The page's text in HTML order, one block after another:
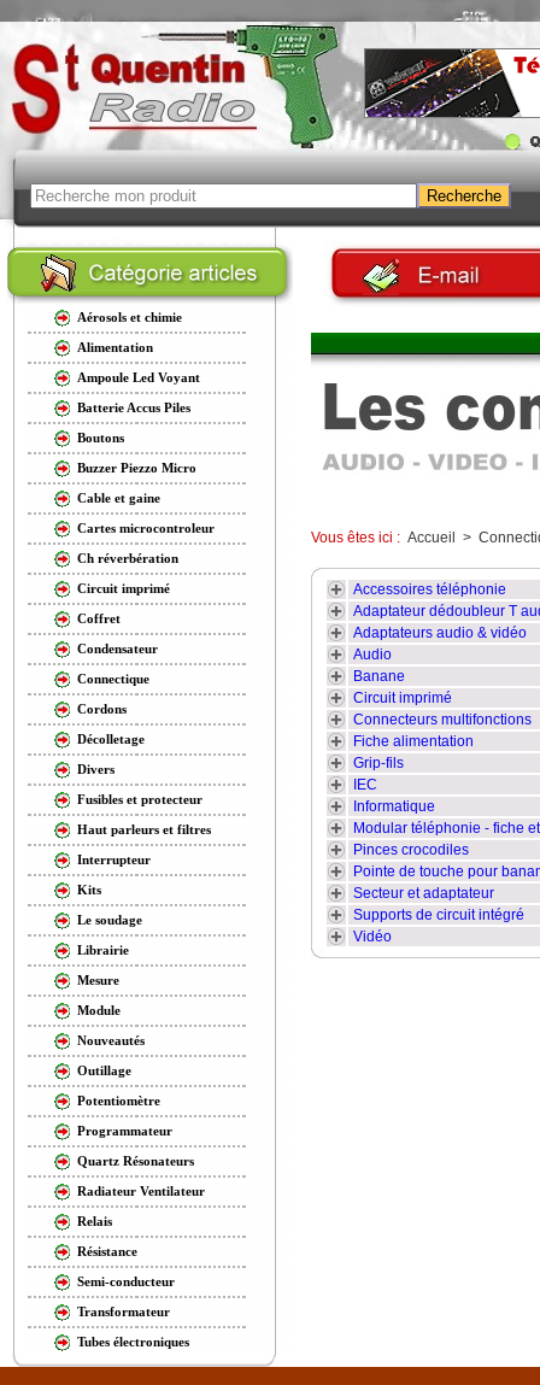
Aérosols et chimie
Alimentation
Ampoule Led Voyant
Batterie Accus Piles
Boutons
Buzzer Piezzo Micro
Cable et gaine
Cartes microcontroleur
Ch réverbération
Circuit imprimé
Coffret
Condensateur
Connectique
Cordons
Décolletage
Divers
Fusibles et protecteur
Haut parleurs et filtres
Interrupteur
Kits
Le soudage
Librairie
Mesure
Module
Nouveautés
Outillage
Potentiomètre
Programmateur
Quartz Résonateurs
Radiateur Ventilateur
Relais
Résistance
Semi-conducteur
Transformateur
Tubes électroniques
Vous êtes ici : Accueil >
Accessoires téléphonie
Adaptateur dédoubleur T
Adaptateurs audio & vidéo
Audio
Banane
Circuit imprimé
Connecteurs multifonctions
Fiche alimentation
Grip-fils
IEC
Informatique
Modular téléphonie - fiche
Pinces crocodiles
Pointe de touche pour
Secteur et adaptateur
Supports de circuit intégré
Vidéo